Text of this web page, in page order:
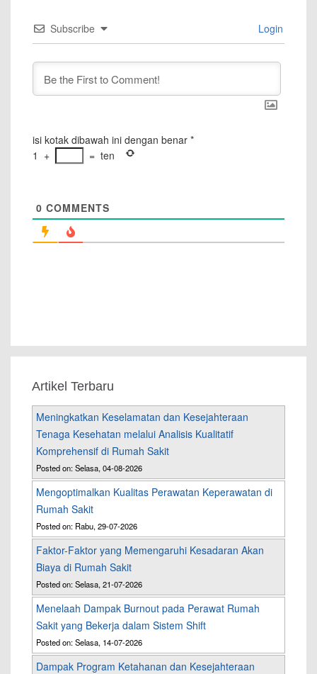
Subscribe Login
isi kotak dibawah ini dengan benar *
1 + = ten
0 COMMENTS
Artikel Terbaru
Meningkatkan Keselamatan dan Kesejahteraan
Tenaga Kesehatan melalui Analisis Kualitatif
Komprehensif di Rumah Sakit
Posted on: Selasa, 04-08-2026
Mengoptimalkan Kualitas Perawatan Keperawatan di
Rumah Sakit
Posted on: Rabu, 29-07-2026
Faktor-Faktor yang Memengaruhi Kesadaran Akan
Biaya di Rumah Sakit
Posted on: Selasa, 21-07-2026
Menelaah Dampak Burnout pada Perawat Rumah
Sakit yang Bekerja dalam Sistem Shift
Posted on: Selasa, 14-07-2026
Dampak Program Ketahanan dan Kesejahteraan